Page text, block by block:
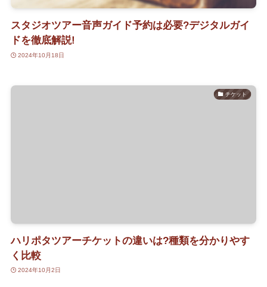
スタジオツアー音声ガイド予約は必要?デジタルガイ
ドを徹底解説!
2024年10月18日
チケット
ハリポタツアーチケットの違いは?種類を分かりやす
く比較
2024年10月2日